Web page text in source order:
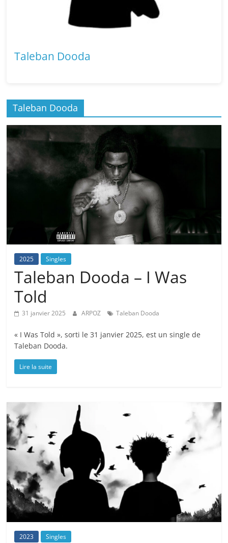
Taleban Dooda
Taleban Dooda
2025 Singles
Taleban Dooda – I Was
Told
31 janvier 2025 ARPOZ Taleban Dooda
« I Was Told », sorti le 31 janvier 2025, est un single de
Taleban Dooda.
Lire la suite
2023 Singles